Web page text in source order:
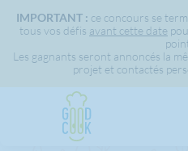
IMPORTANT : ce concours se
tous vos défis avant cette date
Les gagnants seront annoncés la
projet et contactés